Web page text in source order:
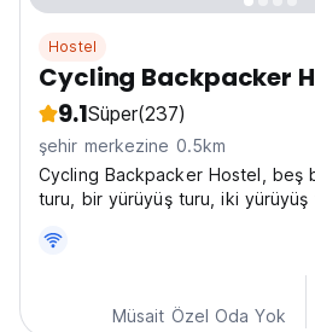
Hostel
Cycling Backpacker
9.1Süper(237)
şehir merkezine 0.5km
Cycling Backpacker Hostel, beş
turu, bir yürüyüş turu, iki yürüyüş
Müsait Özel Oda Yok